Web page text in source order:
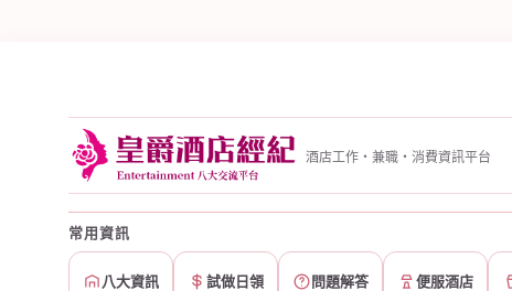
酒店工作・兼職・消費資訊平台
常用資訊
八大資訊 試做日領 問題解答 便服酒店